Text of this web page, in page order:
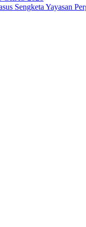
Sengketa Yayasan